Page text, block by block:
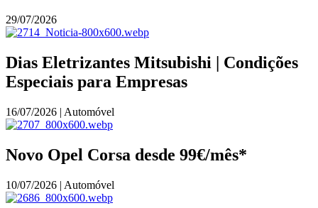
29/07/2026
Dias Eletrizantes Mitsubishi | Condições
Especiais para Empresas
16/07/2026 | Automóvel
Novo Opel Corsa desde 99€/mês*
10/07/2026 | Automóvel